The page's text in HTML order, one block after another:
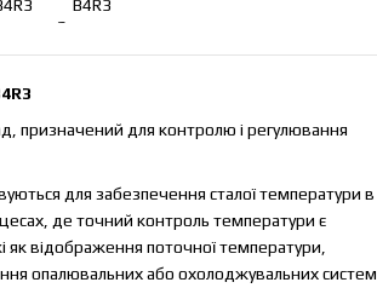
призначений для контролю і регулювання
для забезпечення сталої температури в
де точний контроль температури є
як відображення поточної температури,
опалювальних або охолоджувальних систем